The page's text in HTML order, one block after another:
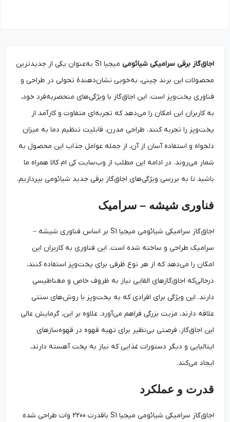
اجاق‌گاز برقی سرامیکی شیائومی
میجیا S1 به‌عنوان یکی از جدیدترین
محصولات این برند چینی، به‌خوبی نشان‌دهندة تحولی در طراحی و
فناوری پخت‌وپز است. این اجاق‌گاز با ویژگی‌های منحصربه‌فرد خود،
به کاربران این امکان را می‌دهد که تجربه‌ای متفاوت و کارآمد از
پخت‌وپز را تجربه کنند. طراحی مدرن، قابلیت تنظیم دما به میزان
دلخواه و استفاده آسان از آن، از جمله عوامل جذاب این محصول به
شمار می‌روند. در ادامه این مطلب از وب‌سایت کی ام کالا همراه ما
باشید تا به بررسی ویژگی‌‌های اجاق‌گاز برقی جدید شیائومی بپردازیم.
فناوری شیشه – سرامیک
اجاق‌گاز سرامیکی شیائومی میجیا S1 بر اساس فناوری شیشه –
سرامیک طراحی و ساخته شده است. این فناوری به کاربران این
امکان را می‌دهد که از هر نوع ظرفی برای پخت‌وپز استفاده کنند،
درحالی‌که اجاق‌گازهای القایی نیاز به ظروف خاص و مغناطیسی
دارند. این ویژگی برای افرادی که به پخت‌وپز با روش‌های سنتی
علاقه دارند، مزیت بزرگی فراهم می‌آورد. علاوه بر این، گرمایش عالی
این اجاق‌گاز، فرصتی بی‌‌نظیر برای تهیه قهوه در قهوه‌سازهای
ایتالیایی و دیگر دستورات غذایی که نیاز به پخت آهسته دارند،
ایجاد می‌کند.
قدرت و عملکرد
اجاق‌گاز سرامیکی شیائومی میجیا S1 باقدرت 2200 وات طراحی شده